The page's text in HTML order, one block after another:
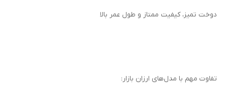
دوخت تمیز، کیفیت ممتاز و طول عمر بالا
تفاوت مهم با مدل‌های ارزان بازار: